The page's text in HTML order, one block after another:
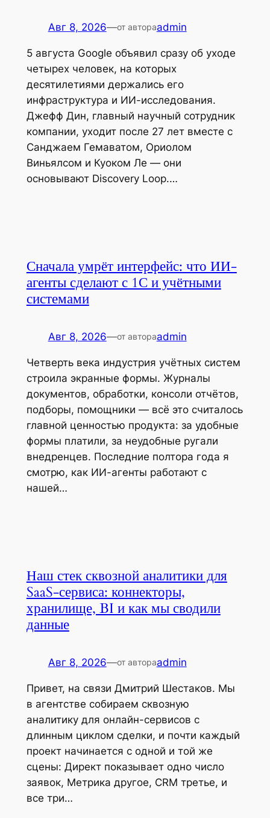
Авг 8, 2026—от автораadmin
5 августа Google объявил сразу об уходе
четырех человек, на которых
десятилетиями держались его
инфраструктура и ИИ-исследования.
Джефф Дин, главный научный сотрудник
компании, уходит после 27 лет вместе с
Санджаем Гемаватом, Ориолом
Виньялсом и Куоком Ле — они
основывают Discovery Loop.…
Сначала умрёт интерфейс: что ИИ-
агенты сделают с 1С и учётными
системами
Авг 8, 2026—от автораadmin
Четверть века индустрия учётных систем
строила экранные формы. Журналы
документов, обработки, консоли отчётов,
подборы, помощники — всё это считалось
главной ценностью продукта: за удобные
формы платили, за неудобные ругали
внедренцев. Последние полтора года я
смотрю, как ИИ-агенты работают с
нашей…
Наш стек сквозной аналитики для
SaaS-сервиса: коннекторы,
хранилище, BI и как мы сводили
данные
Авг 8, 2026—от автораadmin
Привет, на связи Дмитрий Шестаков. Мы
в агентстве собираем сквозную
аналитику для онлайн-сервисов с
длинным циклом сделки, и почти каждый
проект начинается с одной и той же
сцены: Директ показывает одно число
заявок, Метрика другое, CRM третье, и
все три…